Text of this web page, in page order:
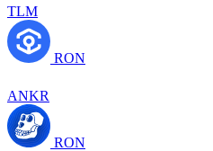
TLM
RON
ANKR
RON